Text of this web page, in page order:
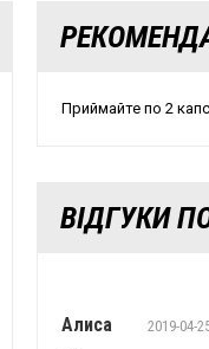
Приймайте по 2
ВІДГУКИ
Алиса
2019-04-